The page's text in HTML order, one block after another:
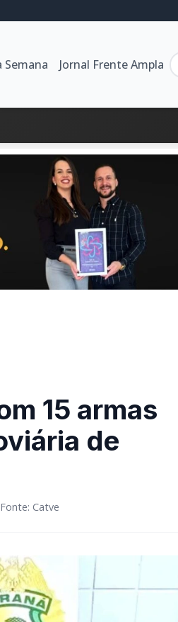
Semana Jornal Frente Ampla
15 armas
de
Fonte: Catve